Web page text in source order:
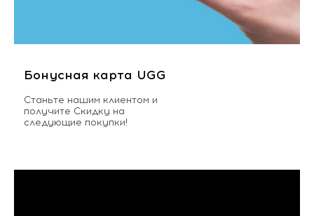
Бонусная карта UGG
Станьте нашим клиентом и
получите Скидку на
следующие покупки!